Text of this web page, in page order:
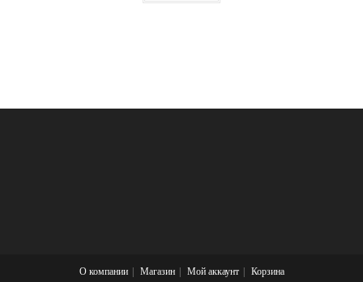
О компании Магазин Мой аккаунт Корзина